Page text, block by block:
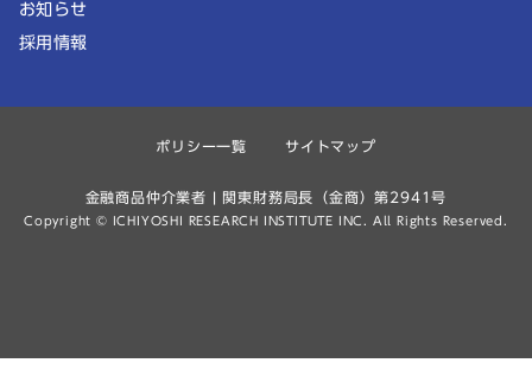
お知らせ
採用情報
ポリシー一覧 サイトマップ
金融商品仲介業者 | 関東財務局長（金商）第2941号
Copyright © ICHIYOSHI RESEARCH INSTITUTE INC. All Rights Reserved.